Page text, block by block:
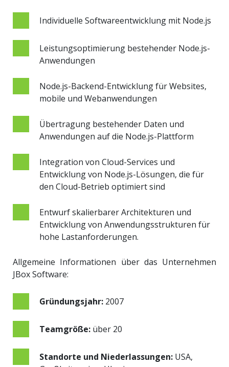
Individuelle Softwareentwicklung mit Node.js
Leistungsoptimierung bestehender Node.js-
Anwendungen
Node.js-Backend-Entwicklung für Websites,
mobile und Webanwendungen
Übertragung bestehender Daten und
Anwendungen auf die Node.js-Plattform
Integration von Cloud-Services und
Entwicklung von Node.js-Lösungen, die für
den Cloud-Betrieb optimiert sind
Entwurf skalierbarer Architekturen und
Entwicklung von Anwendungsstrukturen für
hohe Lastanforderungen.
Allgemeine Informationen über das Unternehmen
JBox Software:
Gründungsjahr: 2007
Teamgröße: über 20
Standorte und Niederlassungen: USA,